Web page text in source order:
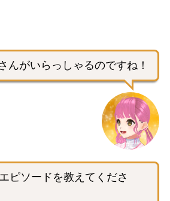
んがいらっしゃるのですね！
ピソードを教えてくださ